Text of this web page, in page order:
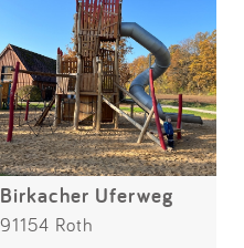
Birkacher Uferweg
91154 Roth